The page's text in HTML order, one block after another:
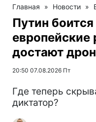
Главная » Новости »
Путин боится
европейские
достают
20:50 07.08.2026 Пт
Где теперь
диктатор?